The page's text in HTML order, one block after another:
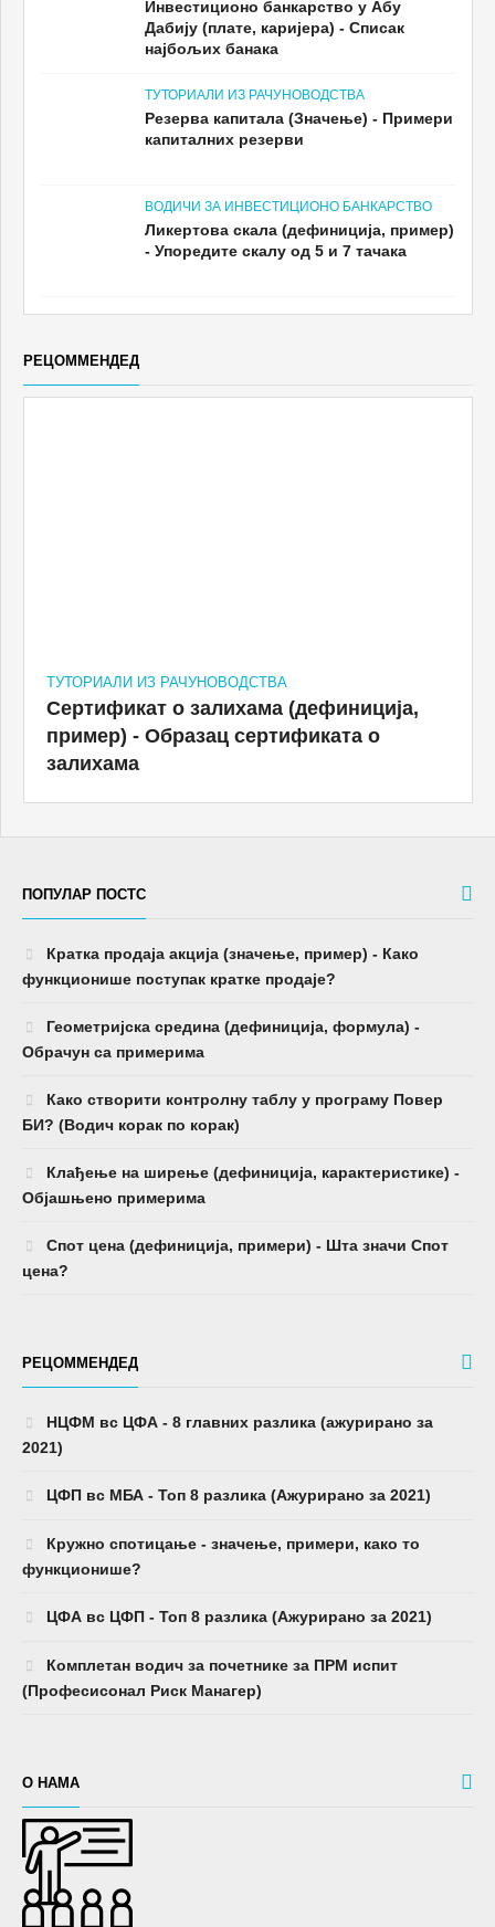
ВОДИЧИ ЗА ИНВЕСТИЦИОНО БАНКАРСТВО
Инвестиционо банкарство у Абу
најбољих банака
ТУТОРИАЛИ ИЗ РАЧУНОВОДСТВА
ВОДИЧИ ЗА ИНВЕСТИЦИОНО БАНКАРСТВО
Ликертова скала (дефиниција, пример)
РЕЦОММЕНДЕД
ТУТОРИАЛИ ИЗ РАЧУНОВОДСТВА
Сертификат о залихама (дефиниција,
пример) - Образац сертификата о
залихама
ПОПУЛАР ПОСТС
Кратка продаја акција (значење, пример) - Како
функционише поступак кратке продаје?
Геометријска средина (дефиниција, формула) -
Обрачун са примерима
Како створити контролну таблу у програму Повер
БИ? (Водич корак по корак)
Клађење на ширење (дефиниција, карактеристике) -
Објашњено примерима
Спот цена (дефиниција, примери) - Шта значи Спот
цена?
РЕЦОММЕНДЕД
НЦФМ вс ЦФА - 8 главних разлика (ажурирано за
2021)
ЦФП вс МБА - Топ 8 разлика (Ажурирано за 2021)
Кружно спотицање - значење, примери, како то
функционише?
ЦФА вс ЦФП - Топ 8 разлика (Ажурирано за 2021)
Комплетан водич за почетнике за ПРМ испит
(Професисонал Риск Манагер)
О НАМА